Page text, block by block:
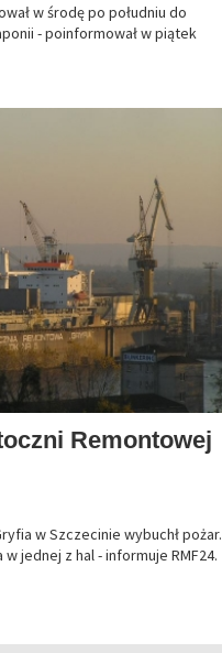
w środę po południu do
- poinformował w piątek
Remontowej
w Szczecinie wybuchł pożar.
jednej z hal - informuje RMF24.